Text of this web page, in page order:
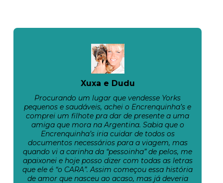
Xuxa e Dudu
Procurando um lugar que vendesse Yorks
pequenos e saudáveis, achei o Encrenquinha’s e
comprei um filhote pra dar de presente a uma
amiga que mora na Argentina. Sabia que o
Encrenquinha’s iria cuidar de todos os
documentos necessários para a viagem, mas
quando vi a carinha da “pessoinha” de pelos, me
apaixonei e hoje posso dizer com todas as letras
que ele é “o CARA”. Assim começou essa história
de amor que nasceu ao acaso, mas já deveria